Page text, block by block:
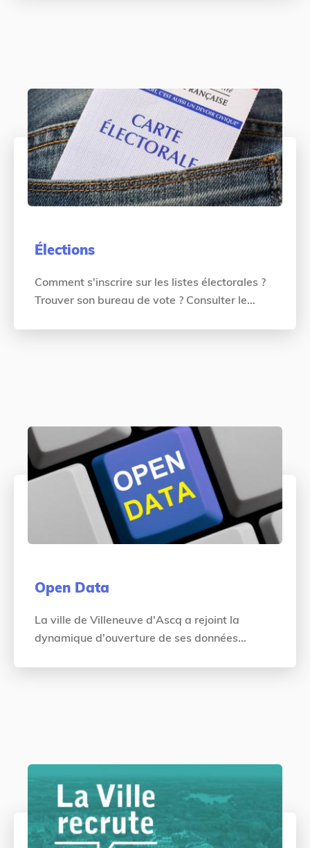
Élections
Comment s'inscrire sur les listes électorales ?
Trouver son bureau de vote ? Consulter le...
Open Data
La ville de Villeneuve d'Ascq a rejoint la
dynamique d'ouverture de ses données...